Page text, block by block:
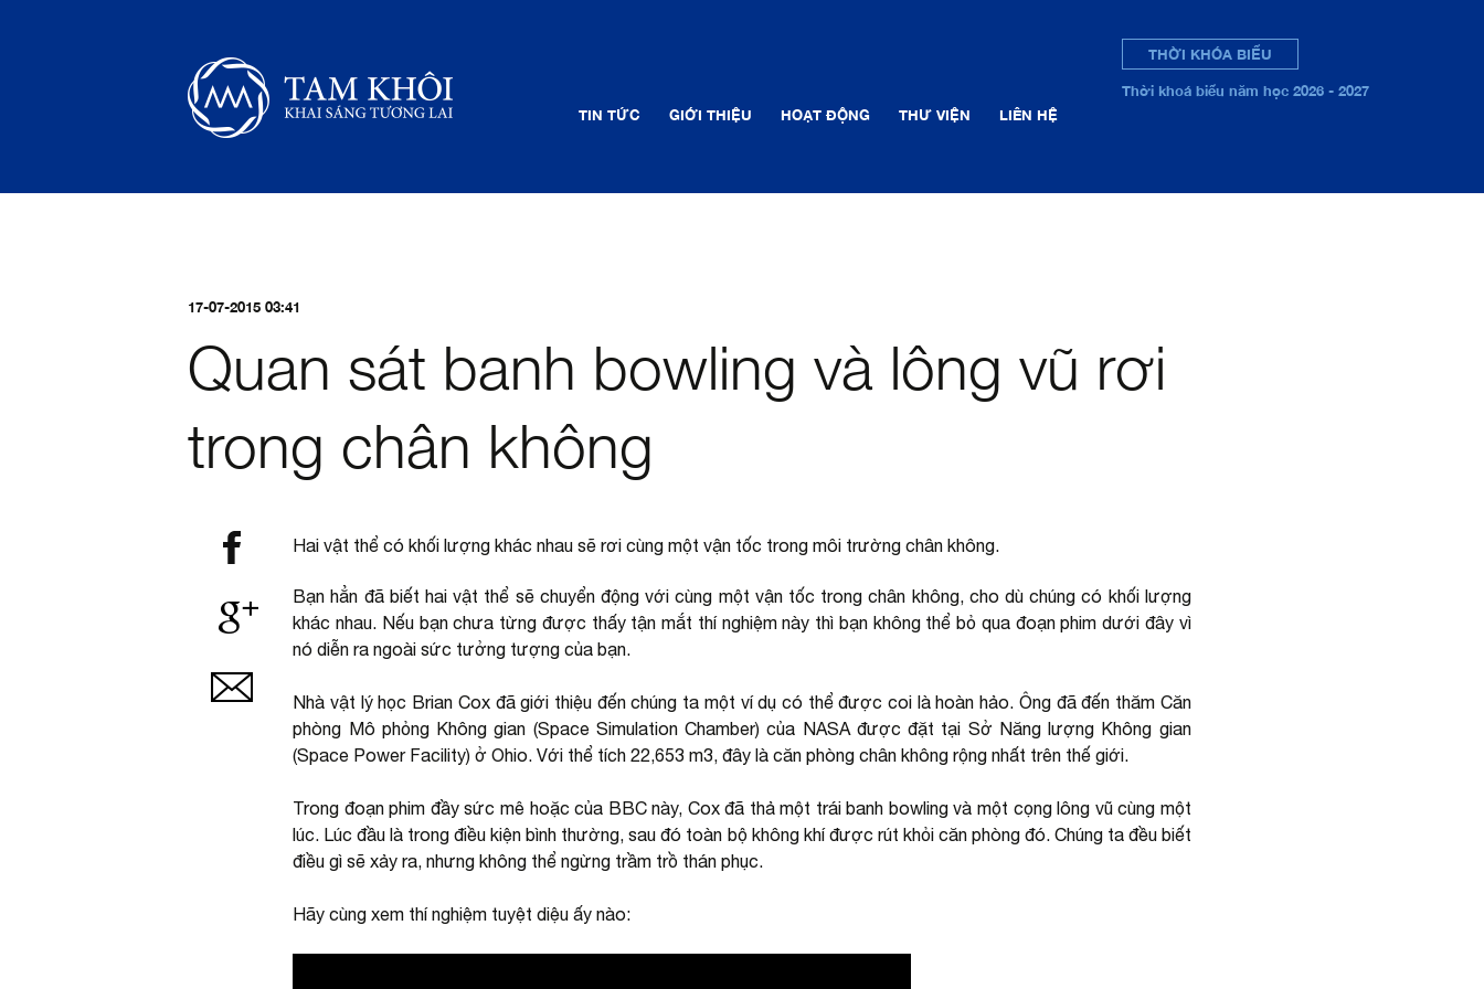
TIN TỨC GIỚI THIỆU HOẠT ĐỘNG THƯ VIỆN LIÊN HỆ
THỜI KHÓA BIỂU
Thời khoá biểu năm học 2026 - 2027
17-07-2015 03:41
Quan sát banh bowling và lông vũ rơi
trong chân không
Hai vật thể có khối lượng khác nhau sẽ rơi cùng một vận tốc trong môi trường chân không.
Bạn hẳn đã biết hai vật thể sẽ chuyển động với cùng một vận tốc trong chân không, cho dù chúng có khối lượng
khác nhau. Nếu bạn chưa từng được thấy tận mắt thí nghiệm này thì bạn không thể bỏ qua đoạn phim dưới đây vì
nó diễn ra ngoài sức tưởng tượng của bạn.
Nhà vật lý học Brian Cox đã giới thiệu đến chúng ta một ví dụ có thể được coi là hoàn hảo. Ông đã đến thăm Căn
phòng Mô phỏng Không gian (Space Simulation Chamber) của NASA được đặt tại Sở Năng lượng Không gian
(Space Power Facility) ở Ohio. Với thể tích 22,653 m3, đây là căn phòng chân không rộng nhất trên thế giới.
Trong đoạn phim đầy sức mê hoặc của BBC này, Cox đã thả một trái banh bowling và một cọng lông vũ cùng một
lúc. Lúc đầu là trong điều kiện bình thường, sau đó toàn bộ không khí được rút khỏi căn phòng đó. Chúng ta đều biết
điều gì sẽ xảy ra, nhưng không thể ngừng trầm trồ thán phục.
Hãy cùng xem thí nghiệm tuyệt diệu ấy nào: